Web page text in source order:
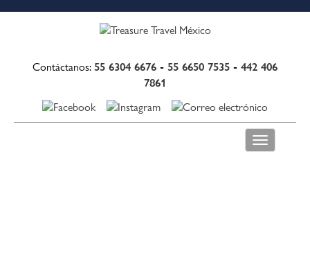
Contáctanos: 55 6304 6676 - 55 6650 7535 - 442 406
7861
Toggle
navigation